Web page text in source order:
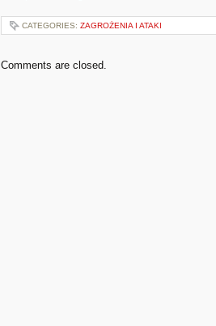
CATEGORIES: ZAGROŻENIA I ATAKI
Comments are closed.